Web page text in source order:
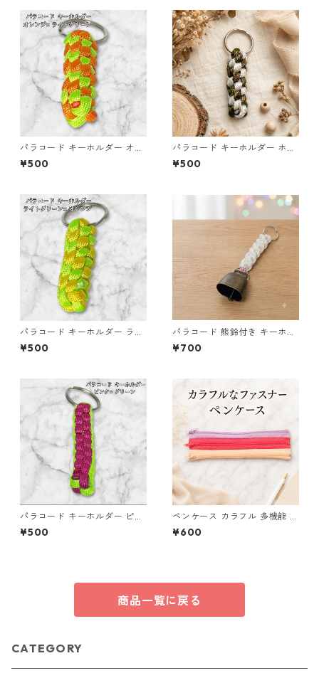
パラコード キーホルダー オレ
ンジ ライトグリーン 編み込み
s25
¥500
パラコード キーホルダー ホワ
イト× グリーン・ブラウン ハ
ンドメイド 国産 本革 ヌメ革
¥500
パラコード キーホルダー ライ
トグリーン イエロー 編み込み
s26
¥500
パラコード 熊鈴付き キーホル
ダー ホワイト×ピンク 編み込
み S42 アウトドア
¥700
パラコード キーホルダー ピン
ク グリーン 編み込み s30
¥500
ペンケース カラフル 多機能 筆
箱 ファスナー6本 s9
¥600
商品一覧に戻る
CATEGORY